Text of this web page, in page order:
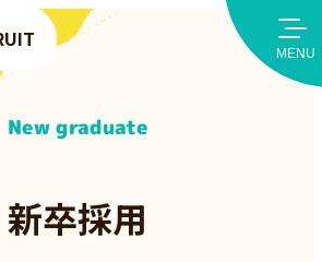
MENU
新卒採用
New graduate